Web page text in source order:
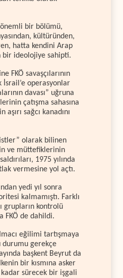
bir bölümü,
kültüründen,
hatta kendini Arap
bir ideolojiye sahipti.
FKÖ savaşçılarının
İsrail’e operasyonlar
davası” uğruna
çatışma sahasına
sağcı kanadını
olarak bilinen
ve müttefiklerinin
1975 yılında
vermesine yol açtı.
yedi yıl sonra
kalmamıştı. Farklı
grupların kontrolü
FKÖ de dahildi.
eğilimi tartışmaya
durumu gerekçe
başkent Beyrut da
bir kısmına asker
kadar sürecek bir işgali